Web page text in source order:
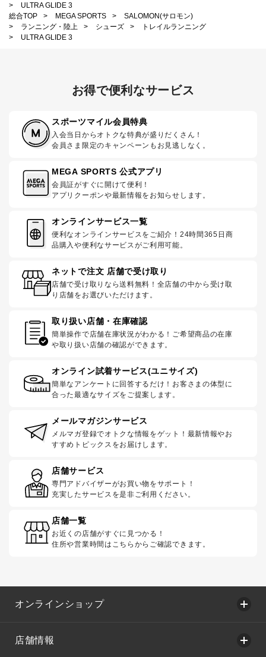
>
ULTRA GLIDE 3
総合TOP
> MEGA SPORTS >
SALOMON(サロモン)
>
ランニング・陸上 > シューズ >
トレイルランニング
>
ULTRA GLIDE 3
お得で便利なサービス
スポーツマイル会員特典
入会当日からオトクな特典が盛りだくさん！
会員さま限定のキャンペーンもお見逃しなく。
MEGA SPORTS 公式アプリ
会員証がすぐに開けて便利！
アプリクーポンや最新情報をお知らせします。
オンラインサービス一覧
便利なオンラインサービスをご紹介！24時間365日商
品購入や便利なサービスがご利用可能。
ネットで注文 店舗で受け取り
店舗で受け取りなら送料無料！全店舗の中から受け取
り店舗をお選びいただけます。
取り扱い店舗・在庫確認
簡単操作で店舗在庫状況がわかる！ご希望商品の在庫
や取り扱い店舗の確認ができます。
オンライン試着サービス(ユニサイズ)
簡単なアンケートに回答するだけ！お客さまの体型に
合った最適なサイズをご提案します。
メールマガジンサービス
メルマガ登録でオトクな情報をゲット！最新情報やお
すすめトピックスをお届けします。
店舗サービス
専門アドバイザーがお買い物をサポート！
充実したサービスを是非ご利用ください。
店舗一覧
お近くの店舗がすぐに見つかる！
住所や営業時間はこちらからご確認できます。
オンラインショップ
店舗情報